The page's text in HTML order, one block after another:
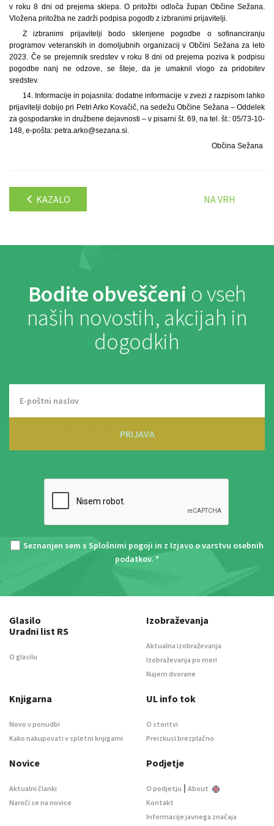
v roku 8 dni od prejema sklepa. O pritožbi odloča župan Občine Sežana.
Vložena pritožba ne zadrži podpisa pogodb z izbranimi prijavitelji.
Z izbranimi prijavitelji bodo sklenjene pogodbe o sofinanciranju
programov veteranskih in domoljubnih organizacij v Občini Sežana za leto
2023. Če se prejemnik sredstev v roku 8 dni od prejema poziva k podpisu
pogodbe nanj ne odzove, se šteje, da je umaknil vlogo za pridobitev
sredstev.
14. Informacije in pojasnila: dodatne informacije v zvezi z razpisom lahko
prijavitelji dobijo pri Petri Arko Kovačič, na sedežu Občine Sežana – Oddelek
za gospodarske in družbene dejavnosti – v pisarni št. 69, na tel. št.: 05/73-10-
148, e-pošta: petra.arko@sezana.si.
Občina Sežana
KAZALO NA VRH
Bodite obveščeni o vseh
naših novostih, akcijah in
dogodkih
PRIJAVA
Seznanjen sem s Splošnimi pogoji in z Izjavo o varstvu osebnih
podatkov. *
Glasilo
Uradni list RS
O glasilu
Izobraževanja
Aktualna izobraževanja
Izobraževanja po meri
Najem dvorane
Knjigarna
Novo v ponudbi
Kako nakupovati v spletni knjigarni
UL info tok
O storitvi
Preizkusi brezplačno
Novice
Aktualni članki
Naroči se na novice
Podjetje
O podjetju | About
Kontakt
Informacije javnega značaja